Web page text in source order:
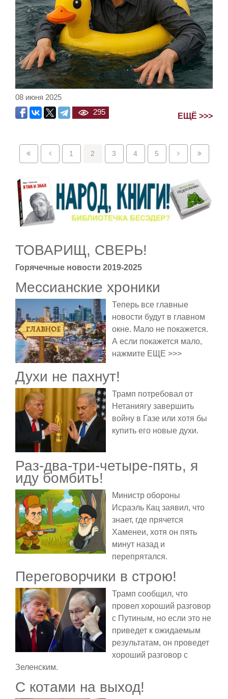
08 июня 2025
295
ЕЩЁ >>>
1 2 3 4 5
ТОВАРИЩ, СВЕРЬ!
Горячечные новости 2019-2025
Мессианские хроники
Теперь все главные
новости будут в главном
окне. Мало не покажется.
А если покажется мало,
нажмите ЕЩЕ >>>
Духи не пахнут!
Трамп потребовал от
Нетаниягу завершить
войну в Газе или хотя бы
купить его новые духи.
Раз-два-три-четыре-пять, я
иду бомбить!
Министр обороны
Исраэль Кац заявил, что
знает, где прячется
Хаменеи, хотя он пять
минут назад и
перепрятался.
Переговорчики в строю!
Трамп сообщил, что
провел хороший разговор
с Путиным, но если это не
приведет к ожидаемым
результатам, он проведет
хороший разговор с
Зеленским.
С котами на выход!